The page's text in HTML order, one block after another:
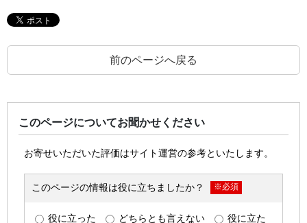
前のページへ戻る
このページについてお聞かせください